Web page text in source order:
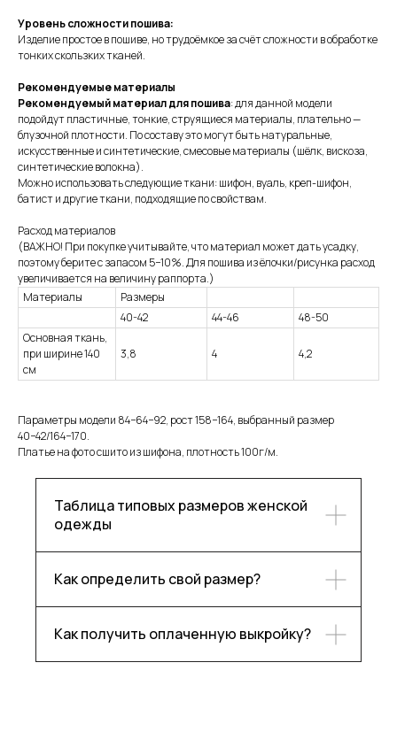
Уровень сложности пошива:
Изделие простое в пошиве, но трудоёмкое за счёт сложности в обработке
тонких скользких тканей.
Рекомендуемые материалы
Рекомендуемый материал для пошива: для данной модели
подойдут пластичные, тонкие, струящиеся материалы, плательно —
блузочной плотности. По составу это могут быть натуральные,
искусственные и синтетические, смесовые материалы (шёлк, вискоза,
синтетические волокна).
Можно использовать следующие ткани: шифон, вуаль, креп-шифон,
батист и другие ткани, подходящие по свойствам.
Расход материалов
(ВАЖНО! При покупке учитывайте, что материал может дать усадку,
поэтому берите с запасом 5−10%. Для пошива из ёлочки/рисунка расход
увеличивается на величину раппорта.)
Материалы
Размеры
40-42
44-46
48-50
Основная ткань,
при ширине 140
см
3,8 4 4,2
Параметры модели 84−64−92, рост 158−164, выбранный размер
40−42/164−170.
Платье на фото сшито из шифона, плотность 100г/м.
Таблица типовых размеров женской
одежды
Как определить свой размер?
Как получить оплаченную выкройку?
Контакты
Каталог